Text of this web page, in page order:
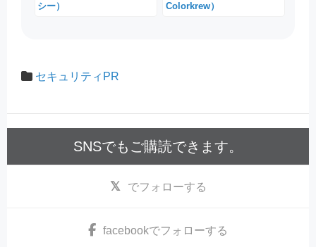
シー）
Colorkrew）
セキュリティPR
SNSでもご購読できます。
でフォローする
facebookでフォローする